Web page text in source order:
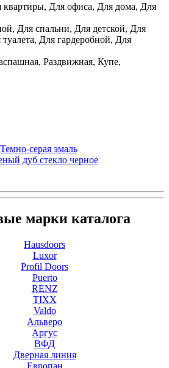
Для офиса, Для дома, Для
Для спальни, Для детской, Для
Для гардеробной, Для
Раздвижная, Купе,
серая эмаль
дуб стекло черное
марки каталога
Hausdoors
Luxor
Profil Doors
Puerto
RENZ
TIXX
Valdo
Альверо
Аргус
ВФД
Дверная линия